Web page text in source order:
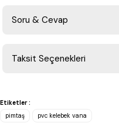
Soru & Cevap
Taksit Seçenekleri
Etiketler :
pimtaş
pvc kelebek vana